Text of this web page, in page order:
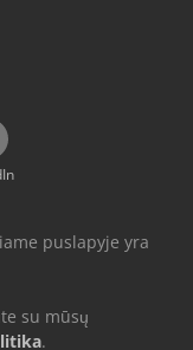
puslapyje yra
su mūsų
.